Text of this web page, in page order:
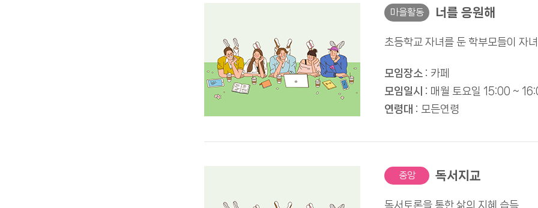
마을활동 너를 응원해
초등학교 자녀를 둔 학부모들이 자
모임장소 : 카페
모임일시 : 매월 토요일 15:00 ~
연령대 : 모든연령
중앙 독서지교
독서토론을 통한 삶의 지혜 습득